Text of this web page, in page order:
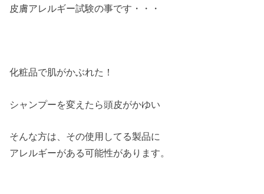
皮膚アレルギー試験の事です・・・
化粧品で肌がかぶれた！
シャンプーを変えたら頭皮がかゆい
そんな方は、その使用してる製品に
アレルギーがある可能性があります。